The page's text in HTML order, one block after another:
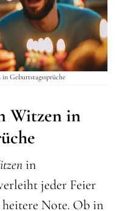
Geburtstagssprüche
Witzen in
in
jeder Feier
Note. Ob in